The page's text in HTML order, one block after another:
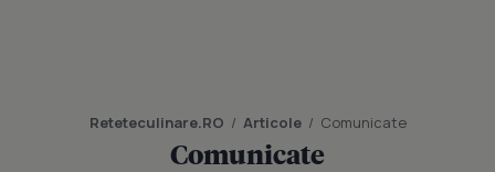
Reteteculinare.RO / Articole/ Comunicate
Comunicate